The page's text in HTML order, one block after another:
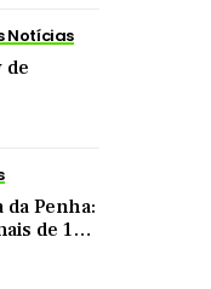
Notícias
de
vagão
do
da Penha:
de 13
contra